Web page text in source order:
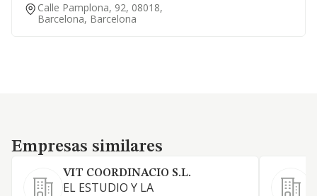
Calle Pamplona, 92, 08018,
Barcelona, Barcelona
Empresas similares
Empresas similares
VIT COORDINACIO S.L.
EL ESTUDIO Y LA